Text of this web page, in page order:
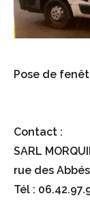
Pose de
Contact :
SARL
rue des
Tél :